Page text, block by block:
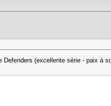
Defenders (excellente série - paix à